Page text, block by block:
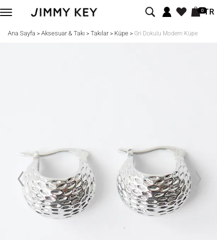
0TR
Ana Sayfa > Aksesuar & Takı > Takılar> Küpe> Gri Dokulu Modern Küpe